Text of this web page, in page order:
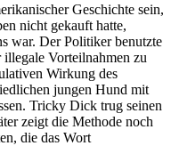
Geschichte sein,
nicht gekauft hatte,
war. Der Politiker benutzte
Vorteilnahmen zu
Wirkung des
jungen Hund mit
Tricky Dick trug seinen
zeigt die Methode noch
die das Wort